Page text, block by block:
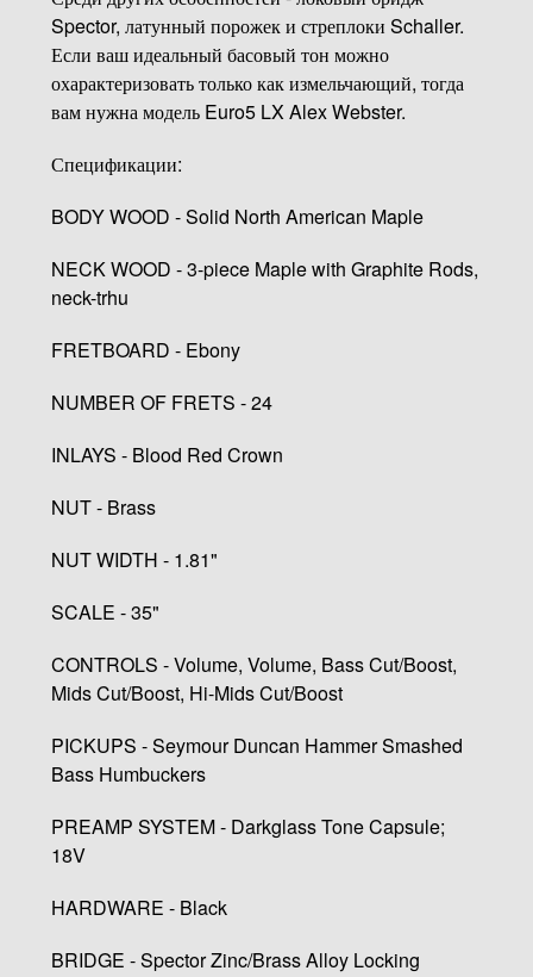
Spector, латунный порожек и стреплоки Schaller.
Если ваш идеальный басовый тон можно
охарактеризовать только как измельчающий, тогда
вам нужна модель Euro5 LX Alex Webster.
Спецификации:
BODY WOOD - Solid North American Maple
NECK WOOD - 3-piece Maple with Graphite Rods,
neck-trhu
FRETBOARD - Ebony
NUMBER OF FRETS - 24
INLAYS - Blood Red Crown
NUT - Brass
NUT WIDTH - 1.81"
SCALE - 35"
CONTROLS - Volume, Volume, Bass Cut/Boost,
Mids Cut/Boost, Hi-Mids Cut/Boost
PICKUPS - Seymour Duncan Hammer Smashed
Bass Humbuckers
PREAMP SYSTEM - Darkglass Tone Capsule;
18V
HARDWARE - Black
BRIDGE - Spector Zinc/Brass Alloy Locking